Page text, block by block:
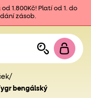
1.800Kč! Platí od 1. do
zásob.
/
bengálský